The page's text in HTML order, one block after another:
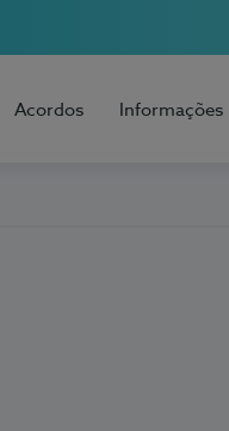
Acordos Informações